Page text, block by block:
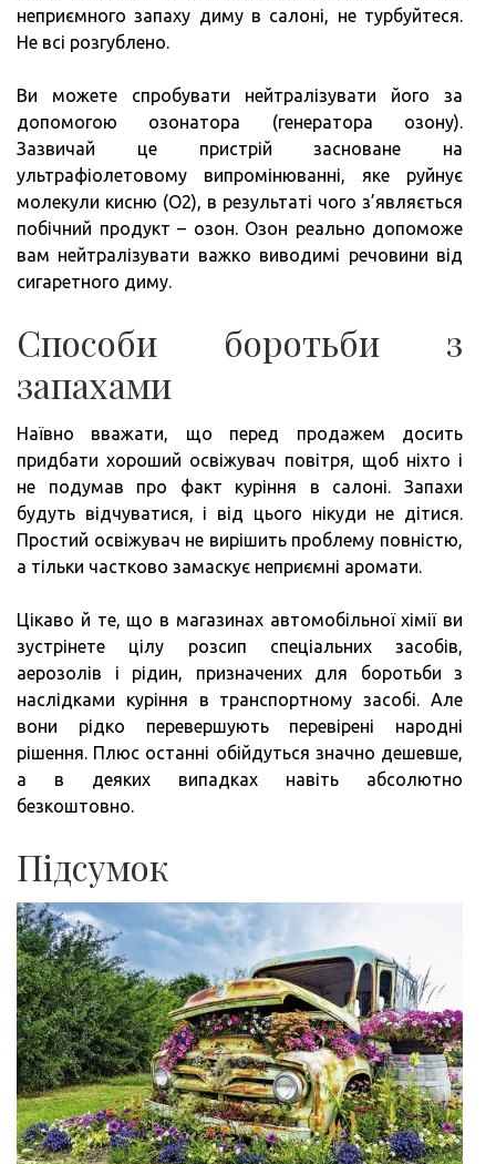
неприємного запаху диму в салоні, не турбуйтеся.
Не всі розгублено.
Ви можете спробувати нейтралізувати його за
допомогою озонатора (генератора озону).
Зазвичай це пристрій засноване на
ультрафіолетовому випромінюванні, яке руйнує
молекули кисню (О2), в результаті чого з’являється
побічний продукт – озон. Озон реально допоможе
вам нейтралізувати важко виводимі речовини від
сигаретного диму.
Способи боротьби з
запахами
Наївно вважати, що перед продажем досить
придбати хороший освіжувач повітря, щоб ніхто і
не подумав про факт куріння в салоні. Запахи
будуть відчуватися, і від цього нікуди не дітися.
Простий освіжувач не вирішить проблему повністю,
а тільки частково замаскує неприємні аромати.
Цікаво й те, що в магазинах автомобільної хімії ви
зустрінете цілу розсип спеціальних засобів,
аерозолів і рідин, призначених для боротьби з
наслідками куріння в транспортному засобі. Але
вони рідко перевершують перевірені народні
рішення. Плюс останні обійдуться значно дешевше,
а в деяких випадках навіть абсолютно
безкоштовно.
Підсумок